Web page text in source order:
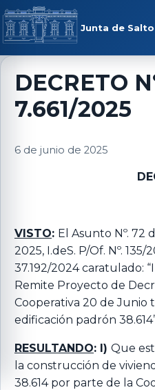
Saltar al contenido
Junta de Salto
menú
DECRETO
7.661/2025
6 de junio de 2025
VISTO: El Asunto Nº. 72
2025, I.deS. P/Of. Nº. 135/
37.192/2024 caratulado:
Remite Proyecto de
Cooperativa 20 de Junio
edificación padrón
RESULTANDO: I) Que
la construcción de
38.614 por parte de la